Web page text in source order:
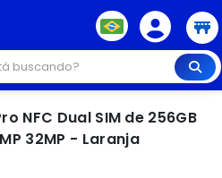
NFC Dual SIM de 256GB
32MP - Laranja